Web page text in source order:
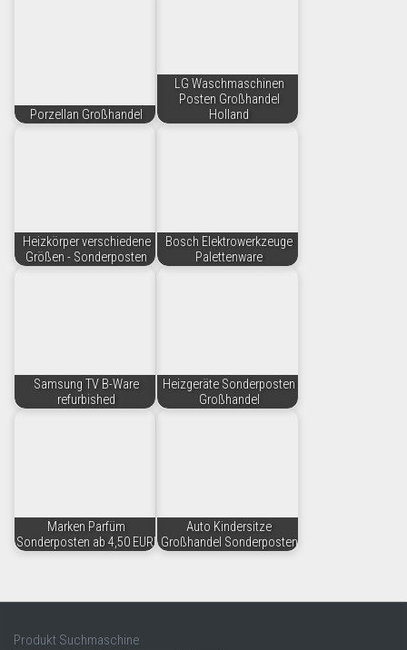
Porzellan Großhandel
LG Waschmaschinen
Posten Großhandel
Holland
Heizkörper verschiedene
Größen - Sonderposten
Bosch Elektrowerkzeuge
Palettenware
Samsung TV B-Ware
refurbished
Heizgeräte Sonderposten
Großhandel
Marken Parfüm
Sonderposten ab 4,50 EUR!
Auto Kindersitze
Großhandel Sonderposten
Produkt Suchmaschine